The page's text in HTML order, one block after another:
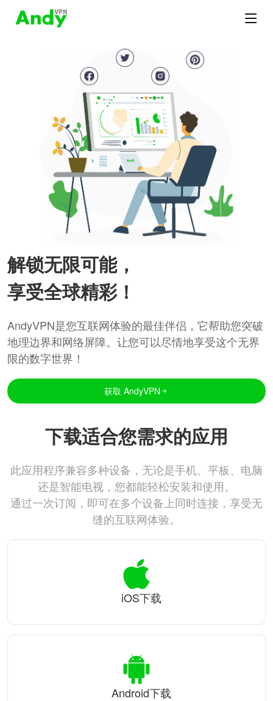
解锁无限可能，
享受全球精彩！
AndyVPN是您互联网体验的最佳伴侣，它帮助您突破
地理边界和网络屏障。让您可以尽情地享受这个无界
限的数字世界！
获取 AndyVPN
下载适合您需求的应用
此应用程序兼容多种设备，无论是手机、平板、电脑
还是智能电视，您都能轻松安装和使用。
通过一次订阅，即可在多个设备上同时连接，享受无
缝的互联网体验。
iOS下载
Android下载